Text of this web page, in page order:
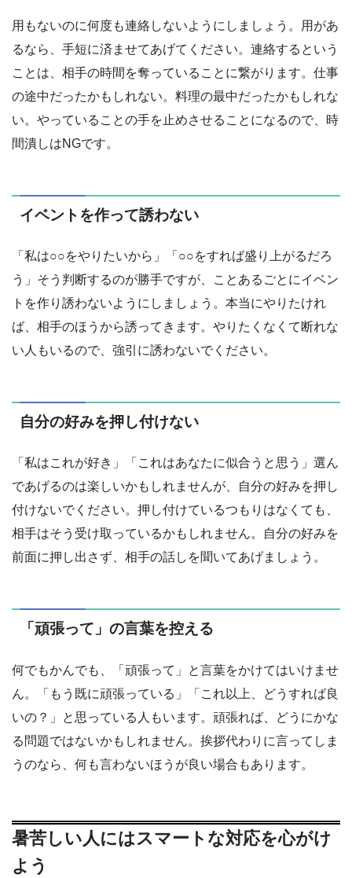
用もないのに何度も連絡しないようにしましょう。用があ
るなら、手短に済ませてあげてください。連絡するという
ことは、相手の時間を奪っていることに繋がります。仕事
の途中だったかもしれない。料理の最中だったかもしれな
い。やっていることの手を止めさせることになるので、時
間潰しはNGです。
イベントを作って誘わない
「私は○○をやりたいから」「○○をすれば盛り上がるだろ
う」そう判断するのが勝手ですが、ことあるごとにイベン
トを作り誘わないようにしましょう。本当にやりたけれ
ば、相手のほうから誘ってきます。やりたくなくて断れな
い人もいるので、強引に誘わないでください。
自分の好みを押し付けない
「私はこれが好き」「これはあなたに似合うと思う」選ん
であげるのは楽しいかもしれませんが、自分の好みを押し
付けないでください。押し付けているつもりはなくても、
相手はそう受け取っているかもしれません。自分の好みを
前面に押し出さず、相手の話しを聞いてあげましょう。
「頑張って」の言葉を控える
何でもかんでも、「頑張って」と言葉をかけてはいけませ
ん。「もう既に頑張っている」「これ以上、どうすれば良
いの？」と思っている人もいます。頑張れば、どうにかな
る問題ではないかもしれません。挨拶代わりに言ってしま
うのなら、何も言わないほうが良い場合もあります。
暑苦しい人にはスマートな対応を心がけ
よう